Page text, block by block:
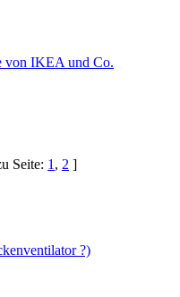
von IKEA und Co.
Seite: 1 , 2 ]
?)